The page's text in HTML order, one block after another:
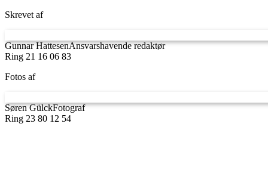
Skrevet af
Gunnar HattesenAnsvarshavende redaktør
Ring 21 16 06 83
Fotos af
Søren GülckFotograf
Ring 23 80 12 54